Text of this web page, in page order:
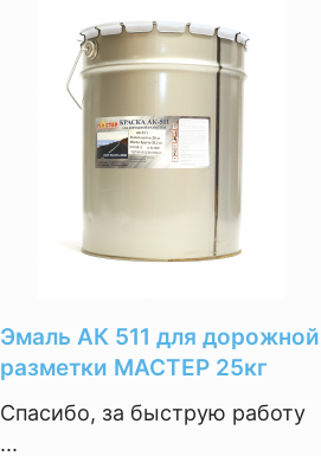
Эмаль АК 511 для дорожной
разметки МАСТЕР 25кг
Спасибо, за быструю работу
...